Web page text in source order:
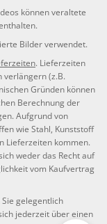
können veraltete
Bilder verwendet.
. Lieferzeiten
verlängern (z.B.
Gründen können
Berechnung der
Aufgrund von
wie Stahl, Kunststoff
Lieferzeiten kommen.
weder das Recht auf
vom Kaufvertrag
gelegentlich
jederzeit über einen